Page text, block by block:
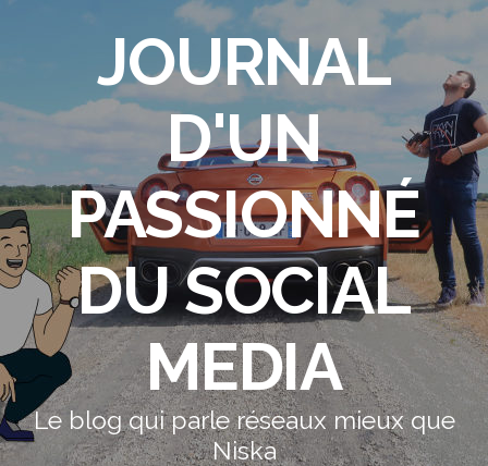
JOURNAL
D'UN
PASSIONNÉ
DU SOCIAL
MEDIA
Le blog qui parle réseaux mieux que
Niska